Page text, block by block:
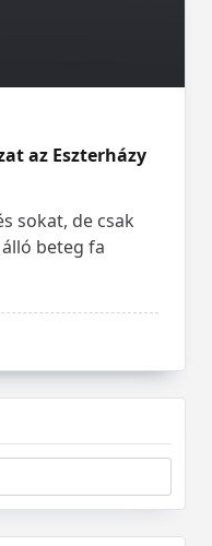
az Eszterházy
sokat, de csak
beteg fa